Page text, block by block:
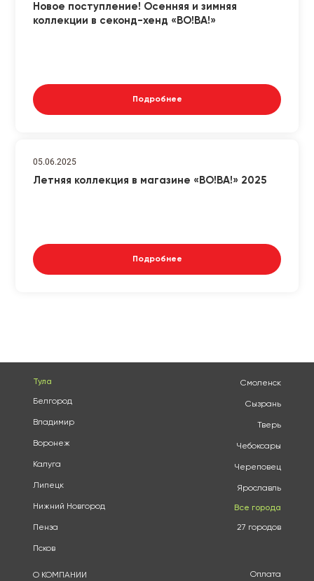
Новое поступление! Осенняя и зимняя
коллекции в секонд-хенд «ВО!ВА!»
Подробнее
05.06.2025
Летняя коллекция в магазине «ВО!ВА!» 2025
Подробнее
Тула
Белгород
Владимир
Воронеж
Калуга
Липецк
Нижний Новгород
Пенза
Псков
Смоленск
Сызрань
Тверь
Чебоксары
Череповец
Ярославль
Все города
27 городов
О КОМПАНИИ Оплата